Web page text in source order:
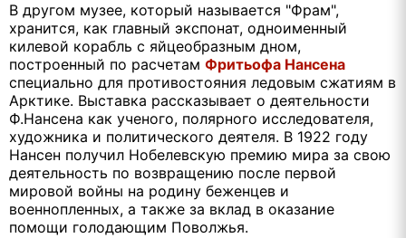
В другом музее, который называется "Фрам",
хранится, как главный экспонат, одноименный
килевой корабль с яйцеобразным дном,
построенный по расчетам Фритьофа Нансена
специально для противостояния ледовым сжатиям в
Арктике. Выставка рассказывает о деятельности
Ф.Нансена как ученого, полярного исследователя,
художника и политического деятеля. В 1922 году
Нансен получил Нобелевскую премию мира за свою
деятельность по возвращению после первой
мировой войны на родину беженцев и
военнопленных, а также за вклад в оказание
помощи голодающим Поволжья.